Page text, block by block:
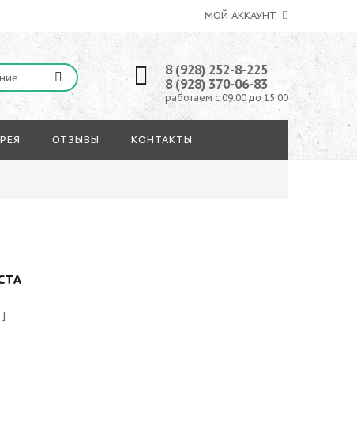
МОЙ АККАУНТ
8 (928) 252-8-225
8 (928) 370-06-83
работаем с 09:00 до 15:00
ОТЗЫВЫ КОНТАКТЫ
]